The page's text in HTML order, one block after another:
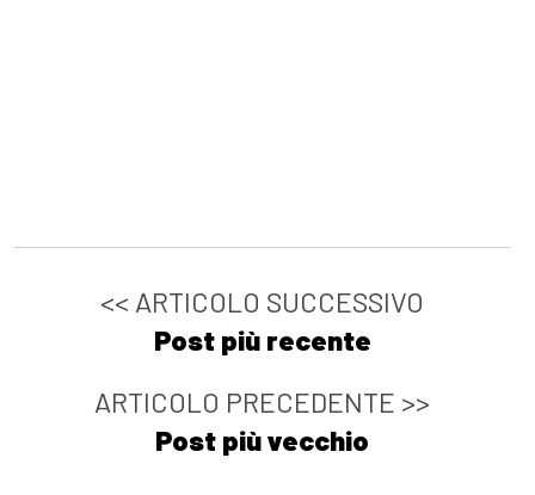
<< ARTICOLO SUCCESSIVO
Post più recente
ARTICOLO PRECEDENTE >>
Post più vecchio